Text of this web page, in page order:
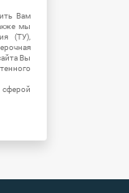
Вам
мы
(ТУ),
Вы